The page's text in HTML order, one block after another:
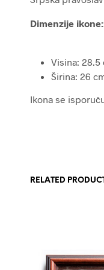
Dimenzije ikone:
Visina: 28.5
Širina: 26
Ikona se
RELATED